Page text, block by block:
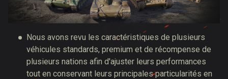
Nous avons revu les caractéristiques de plusieurs
véhicules standards, premium et de récompense de
plusieurs nations afin d'ajuster leurs performances
tout en conservant leurs principales particularités en